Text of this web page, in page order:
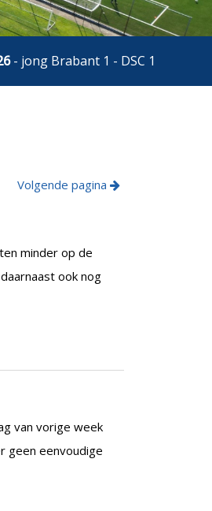
- jong Brabant 1 - DSC 1
Volgende pagina
minder op de
ook nog
van vorige week
geen eenvoudige